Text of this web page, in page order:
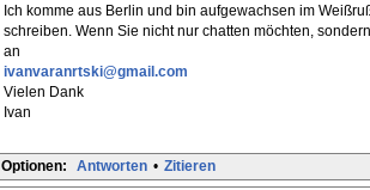
Ich komme aus Berlin und bin aufgewachsen im
schreiben. Wenn Sie nicht nur chatten möchten,
an
ivanvaranrtski@gmail.com
Vielen Dank
Ivan
Optionen: Antworten • Zitieren